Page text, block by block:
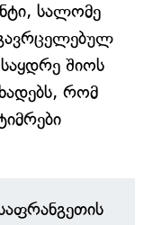
სალომე
შიოს
რომ